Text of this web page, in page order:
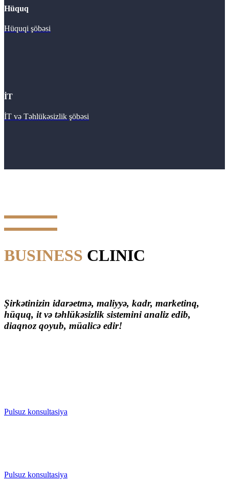
Hüquq
Hüquqi şöbəsi
İT
İT və Təhlükəsizlik şöbəsi
BUSINESS CLINIC
Şirkətinizin idarəetmə, maliyyə, kadr, marketinq,
hüquq, it və təhlükəsizlik sistemini analiz edib,
diaqnoz qoyub, müalicə edir!
Pulsuz konsultasiya
Pulsuz konsultasiya